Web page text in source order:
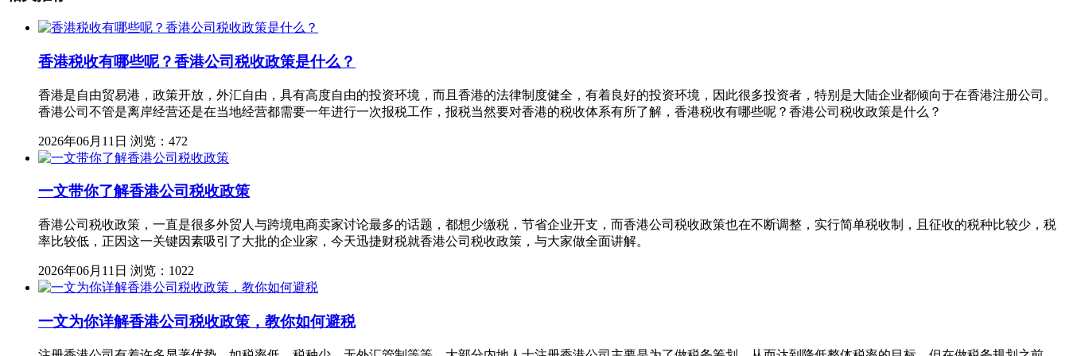
香港税收有哪些呢？香港公司税收政策是什么？
香港是自由贸易港，政策开放，外汇自由，具有高度自由的投资环境，而且香港的法律制度健全，有着良好的投资环境，因此很多投资者，特别是大陆企业都倾向于在香港注册公司。
香港公司不管是离岸经营还是在当地经营都需要一年进行一次报税工作，报税当然要对香港的税收体系有所了解，香港税收有哪些呢？香港公司税收政策是什么？
2026年06月11日 浏览：472
一文带你了解香港公司税收政策
香港公司税收政策，一直是很多外贸人与跨境电商卖家讨论最多的话题，都想少缴税，节省企业开支，而香港公司税收政策也在不断调整，实行简单税收制，且征收的税种比较少，税
率比较低，正因这一关键因素吸引了大批的企业家，今天迅捷财税就香港公司税收政策，与大家做全面讲解。
2026年06月11日 浏览：1022
一文为你详解香港公司税收政策，教你如何避税